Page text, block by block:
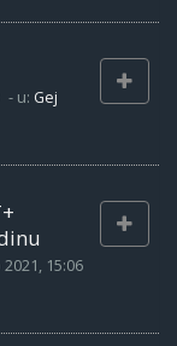
- u: Gej
2021, 15:06